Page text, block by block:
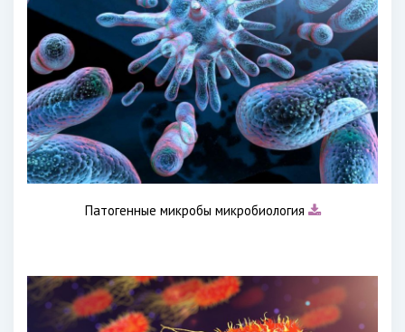
Патогенные микробы микробиология